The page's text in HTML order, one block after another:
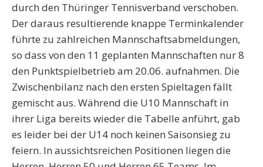
durch den Thüringer Tennisverband verschoben.
Der daraus resultierende knappe Terminkalender
führte zu zahlreichen Mannschaftsabmeldungen,
so dass von den 11 geplanten Mannschaften nur 8
den Punktspielbetrieb am 20.06. aufnahmen. Die
Zwischenbilanz nach den ersten Spieltagen fällt
gemischt aus. Während die U10 Mannschaft in
ihrer Liga bereits wieder die Tabelle anführt, gab
es leider bei der U14 noch keinen Saisonsieg zu
feiern. In aussichtsreichen Positionen liegen die